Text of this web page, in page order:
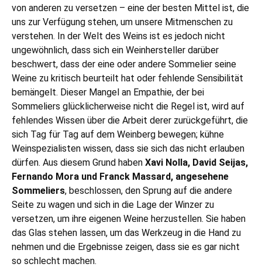
von anderen zu versetzen – eine der besten Mittel ist, die
uns zur Verfügung stehen, um unsere Mitmenschen zu
verstehen. In der Welt des Weins ist es jedoch nicht
ungewöhnlich, dass sich ein Weinhersteller darüber
beschwert, dass der eine oder andere Sommelier seine
Weine zu kritisch beurteilt hat oder fehlende Sensibilität
bemängelt. Dieser Mangel an Empathie, der bei
Sommeliers glücklicherweise nicht die Regel ist, wird auf
fehlendes Wissen über die Arbeit derer zurückgeführt, die
sich Tag für Tag auf dem Weinberg bewegen; kühne
Weinspezialisten wissen, dass sie sich das nicht erlauben
dürfen. Aus diesem Grund haben Xavi Nolla, David Seijas,
Fernando Mora und Franck Massard, angesehene
Sommeliers, beschlossen, den Sprung auf die andere
Seite zu wagen und sich in die Lage der Winzer zu
versetzen, um ihre eigenen Weine herzustellen. Sie haben
das Glas stehen lassen, um das Werkzeug in die Hand zu
nehmen und die Ergebnisse zeigen, dass sie es gar nicht
so schlecht machen.